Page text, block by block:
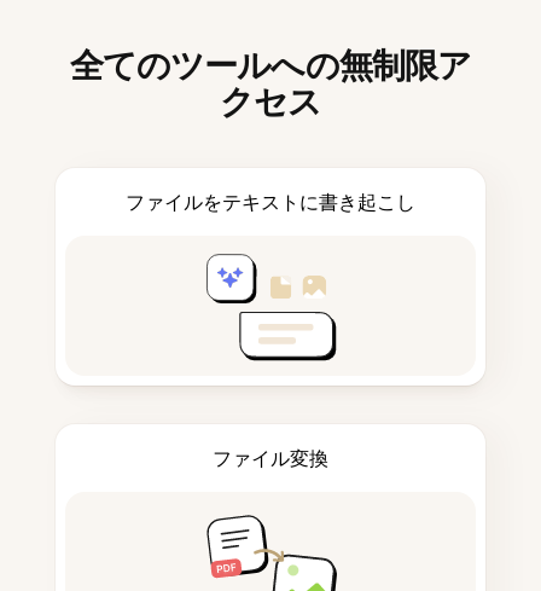
全てのツールへの無制限ア
クセス
ファイルをテキストに書き起こし
ファイル変換